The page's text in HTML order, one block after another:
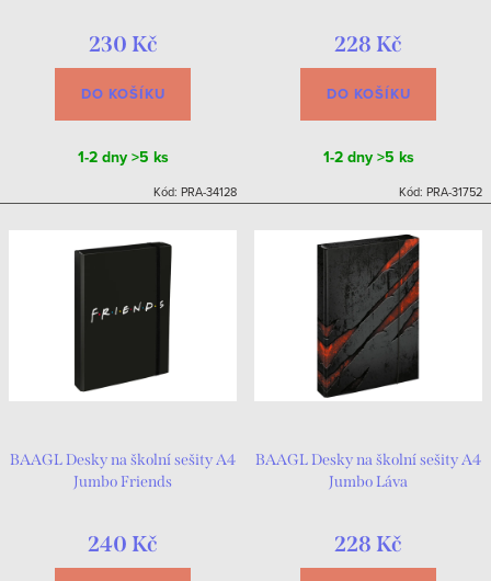
230 Kč
DO KOŠÍKU
1-2 dny >5 ks
Kód: PRA-34128
228 Kč
DO KOŠÍKU
1-2 dny >5 ks
Kód: PRA-31752
BAAGL Desky na školní sešity A4
Jumbo Friends
240 Kč
BAAGL Desky na školní sešity A4
Jumbo Láva
228 Kč